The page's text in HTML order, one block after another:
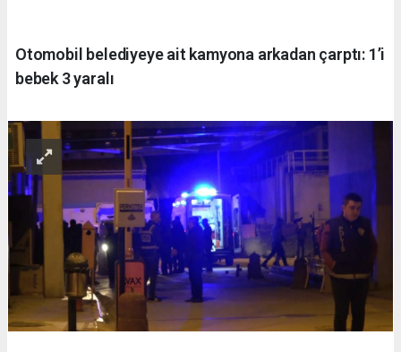
Otomobil belediyeye ait kamyona arkadan çarptı: 1’i
bebek 3 yaralı